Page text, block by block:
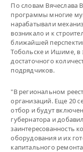
По словам Вячеслава
программы многие
нарабатывали
возникало и к
ближайшей
Тобольске и Ишиме, в
достаточного
подрядчиков.
"В региональном
организаций. Еще 20
отбор и будут
губернатора и
заинтересованность
оборудования и их
капитального